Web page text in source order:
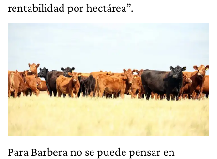
rentabilidad por hectárea”.
Para Barbera no se puede pensar en